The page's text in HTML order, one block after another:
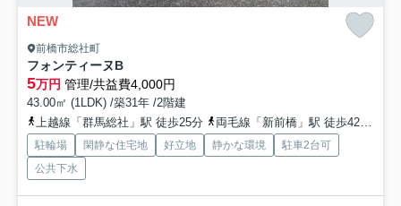
NEW
前橋市総社町
フォンティーヌB
5万円 管理/共益費4,000円
43.00㎡ (1LDK) /築31年 /2階建
上越線「群馬総社」駅 徒歩25分
両毛線「新前橋」駅 徒歩42分
駐輪場 閑静な住宅地 好立地 静かな環境
駐車2台可
公共下水